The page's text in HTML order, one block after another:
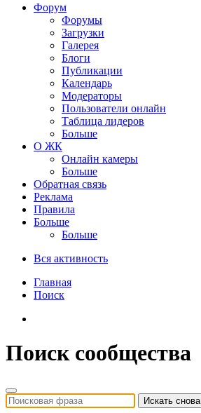
Форум
Форумы
Загрузки
Галерея
Блоги
Публикации
Календарь
Модераторы
Пользователи онлайн
Таблица лидеров
Больше
О ЖК
Онлайн камеры
Больше
Обратная связь
Реклама
Правила
Больше
Больше
Вся активность
Главная
Поиск
Поиск сообщества
Искать снова